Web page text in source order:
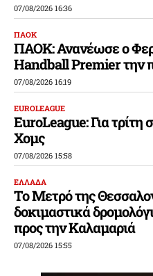
07/08/2026 16:36
ΠΑΟΚ
ΠΑΟΚ: Ανανέωσε ο
Handball Premier την
07/08/2026 16:19
EUROLEAGUE
EuroLeague: Για τρίτη
Χομς
07/08/2026 15:58
ΕΛΛΑΔΑ
Το Μετρό της
δοκιμαστικά
προς την Καλαμαριά
07/08/2026 15:55